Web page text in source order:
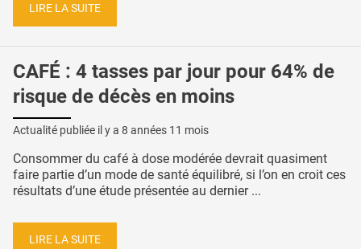
LIRE LA SUITE
CAFÉ : 4 tasses par jour pour 64% de
risque de décès en moins
Actualité publiée il y a 8 années 11 mois
Consommer du café à dose modérée devrait quasiment
faire partie d’un mode de santé équilibré, si l’on en croit ces
résultats d’une étude présentée au dernier ...
LIRE LA SUITE